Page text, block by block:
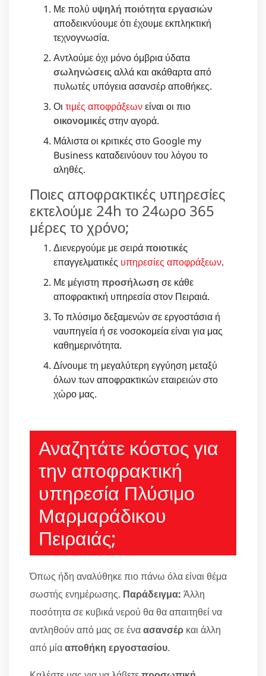
Με πολύ υψηλή ποιότητα εργασιών
αποδεικνύουμε ότι έχουμε εκπληκτική
τεχνογνωσία.
Αντλούμε όχι μόνο όμβρια ύδατα
σωληνώσειςαλλά και ακάθαρτα από
πυλωτές υπόγεια ασανσέρ αποθήκες.
Οι τιμές αποφράξεωνείναι οι πιο
οικονομικέςστην αγορά.
Μάλιστα οι κριτικές στο Google my
Business καταδεινύουν του λόγου το
αληθές.
Ποιες αποφρακτικές υπηρεσίες
εκτελούμε 24h το 24ωρο 365
μέρες το χρόνο;
Διενεργούμε με σειράποιοτικές
επαγγελματικές υπηρεσίες αποφράξεων.
Με μέγιστη προσήλωση σε κάθε
αποφρακτική υπηρεσία στον Πειραιά.
Το πλύσιμο δεξαμενών σε εργοστάσια ή
ναυπηγεία ή σε νοσοκομεία είναι για μας
καθημερινότητα.
Δίνουμε τη μεγαλύτερη εγγύηση μεταξύ
όλων των αποφρακτικών εταιρειών στο
χώρο μας.
Αναζητάτε κόστος για
την αποφρακτική
υπηρεσία Πλύσιμο
Μαρμαράδικου
Πειραιάς;
Όπως ήδη αναλύθηκε πιο πάνω όλα είναι θέμα
σωστής ενημέρωσης. Παράδειγμα: Άλλη
ποσότητα σε κυβικά νερού θα θα απαιτηθεί να
αντληθούν από μας σε έναασανσέρ και άλλη
από μίααποθήκη εργοστασίου.